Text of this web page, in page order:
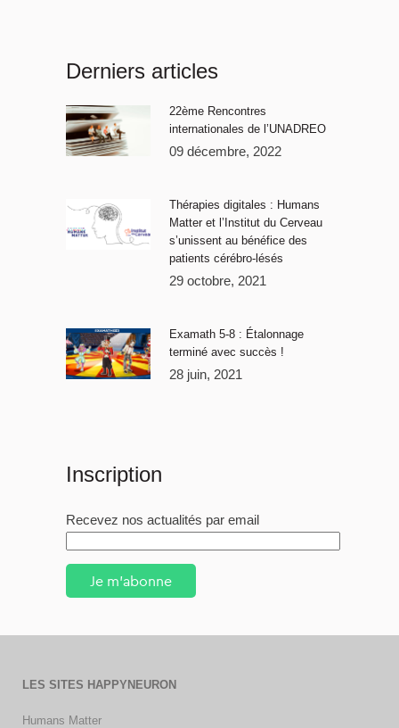
Derniers articles
22ème Rencontres
internationales de l’UNADREO
09 décembre, 2022
Thérapies digitales : Humans
Matter et l’Institut du Cerveau
s’unissent au bénéfice des
patients cérébro-lésés
29 octobre, 2021
Examath 5-8 : Étalonnage
terminé avec succès !
28 juin, 2021
Inscription
Recevez nos actualités par email
Je m'abonne
LES SITES HAPPYNEURON
Humans Matter